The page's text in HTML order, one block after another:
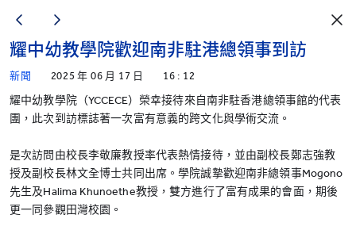
耀中幼教學院歡迎南非駐港總領事到訪
新聞 2025 年 06 月 17 日 16 : 12
耀中幼教學院（YCCECE）榮幸接待來自南非駐香港總領事館的代表
團，此次到訪標誌著一次富有意義的跨文化與學術交流。
是次訪問由校長李敬廉教授率代表熱情接待，並由副校長鄭志強教
授及副校長林文全博士共同出席。學院誠摯歡迎南非總領事Mogono
先生及Halima Khunoethe教授，雙方進行了富有成果的會面，期後
更一同參觀田灣校園。